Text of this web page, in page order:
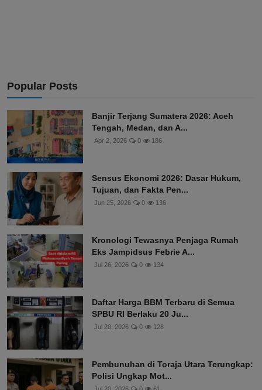
Popular Posts
Banjir Terjang Sumatera 2026: Aceh
Tengah, Medan, dan A...
Apr 2, 2026 0 186
Sensus Ekonomi 2026: Dasar Hukum,
Tujuan, dan Fakta Pen...
Jun 25, 2026 0 136
Kronologi Tewasnya Penjaga Rumah
Eks Jampidsus Febrie A...
Jul 26, 2026 0 134
Daftar Harga BBM Terbaru di Semua
SPBU RI Berlaku 20 Ju...
Jul 20, 2026 0 128
Pembunuhan di Toraja Utara Terungkap:
Polisi Ungkap Mot...